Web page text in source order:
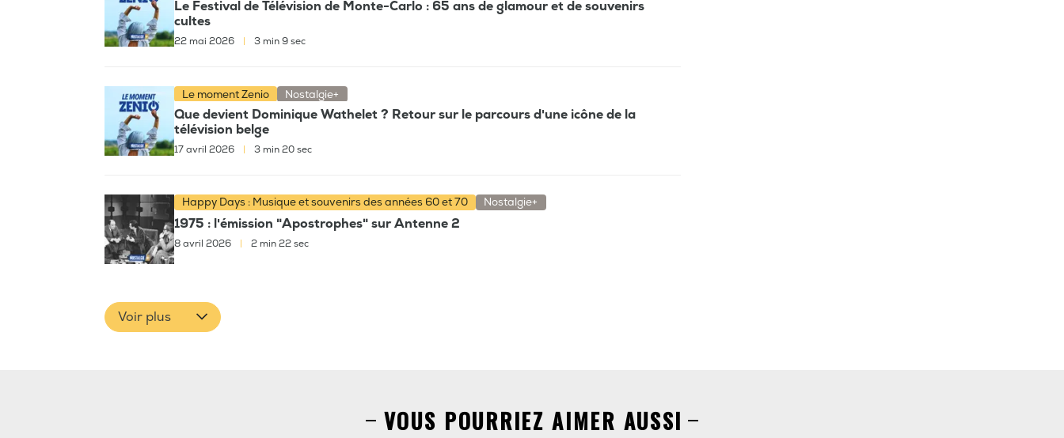
Le Festival de Télévision de Monte-Carlo : 65 ans de glamour et de souvenirs
cultes
22 mai 2026 | 3 min 9 sec
Le moment Zenio Nostalgie+
Que devient Dominique Wathelet ? Retour sur le parcours d'une icône de la
télévision belge
17 avril 2026 3 min 20 sec
Happy Days : Musique et souvenirs des années 60 et 70 Nostalgie+
1975 : l'émission "Apostrophes" sur Antenne 2
8 avril 2026 2 min 22 sec
Voir plus
VOUS POURRIEZ AIMER AUSSI